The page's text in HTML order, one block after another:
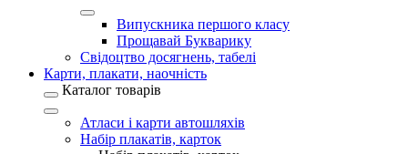
Випускника першого класу
Прощавай Букварику
Свідоцтво досягнень, табелі
Карти, плакати, наочність
Каталог товарів
Атласи і карти автошляхів
Набір плакатів, карток